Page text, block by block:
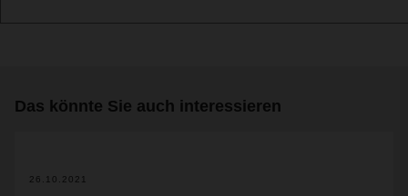
Das könnte Sie auch interessieren
26.10.2021